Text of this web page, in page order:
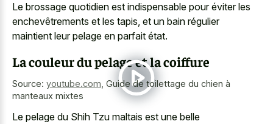
Le brossage quotidien est indispensable pour éviter les
enchevêtrements et les tapis, et un bain régulier
maintient leur pelage en parfait état.
La couleur du pelage et la coiffure
Source: youtube.com Guide de toilettage du chien à
manteaux mixtes
Le pelage du Shih Tzu maltais est une belle